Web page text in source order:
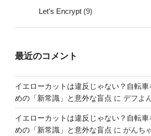
Let's Encrypt (9)
最近のコメント
イエローカットは違反じゃない？自転車
めの「新常識」と意外な盲点 に デフよ
イエローカットは違反じゃない？自転車
めの「新常識」と意外な盲点 に がんち